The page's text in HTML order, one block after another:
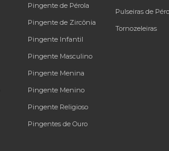
Pingente de Pérola
Pingente de Zircônia
Pingente Infantil
Pingente Masculino
Pingente Menina
Pingente Menino
Pingente Religioso
Pingentes de Ouro
Pulseiras de
Tornozeleiras